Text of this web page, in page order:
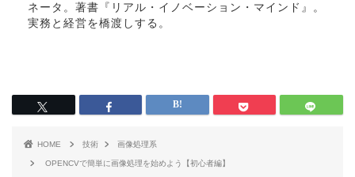
ネータ。著書『リアル・イノベーション・マインド』。
実務と経営を橋渡しする。
HOME 技術 画像処理系
OPENCVで簡単に画像処理を始めよう【初心者編】